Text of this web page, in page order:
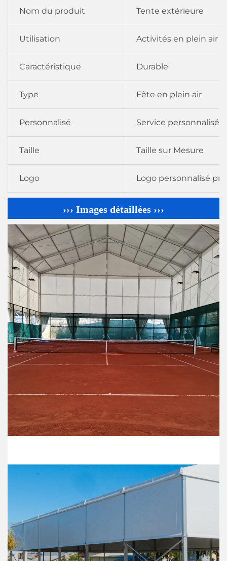
Nom du produit Tente extérieure
Utilisation Activités en plein air
Caractéristique Durable
Type Fête en plein air
Personnalisé Service personnalisé
Taille Taille sur Mesure
Logo Logo personnalisé
››› Images détaillées ›››